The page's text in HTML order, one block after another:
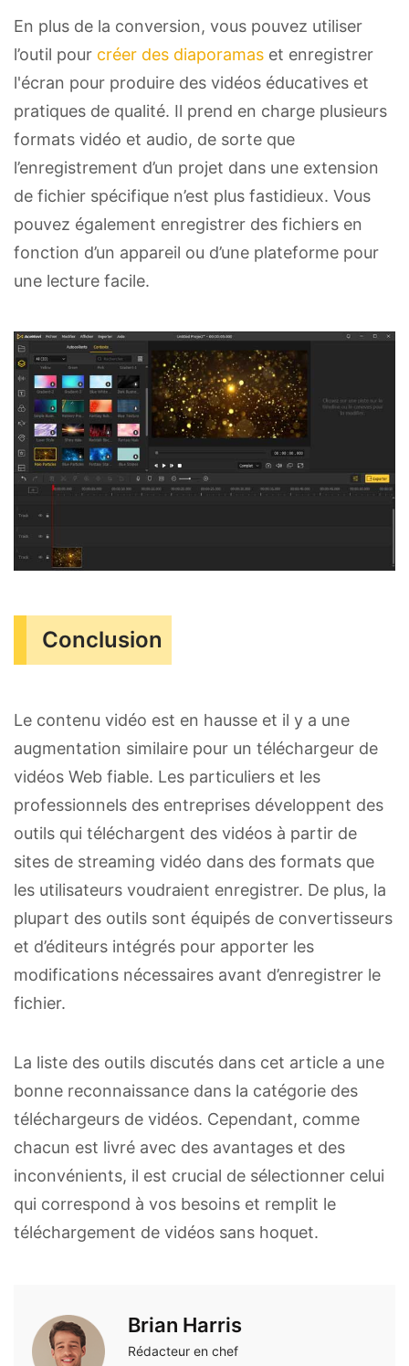
En plus de la conversion, vous pouvez utiliser
l’outil pour créer des diaporamas et enregistrer
l'écran pour produire des vidéos éducatives et
pratiques de qualité. Il prend en charge plusieurs
formats vidéo et audio, de sorte que
l’enregistrement d’un projet dans une extension
de fichier spécifique n’est plus fastidieux. Vous
pouvez également enregistrer des fichiers en
fonction d’un appareil ou d’une plateforme pour
une lecture facile.
Conclusion
Le contenu vidéo est en hausse et il y a une
augmentation similaire pour un téléchargeur de
vidéos Web fiable. Les particuliers et les
professionnels des entreprises développent des
outils qui téléchargent des vidéos à partir de
sites de streaming vidéo dans des formats que
les utilisateurs voudraient enregistrer. De plus, la
plupart des outils sont équipés de convertisseurs
et d’éditeurs intégrés pour apporter les
modifications nécessaires avant d’enregistrer le
fichier.
La liste des outils discutés dans cet article a une
bonne reconnaissance dans la catégorie des
téléchargeurs de vidéos. Cependant, comme
chacun est livré avec des avantages et des
inconvénients, il est crucial de sélectionner celui
qui correspond à vos besoins et remplit le
téléchargement de vidéos sans hoquet.
Brian Harris
Rédacteur en chef